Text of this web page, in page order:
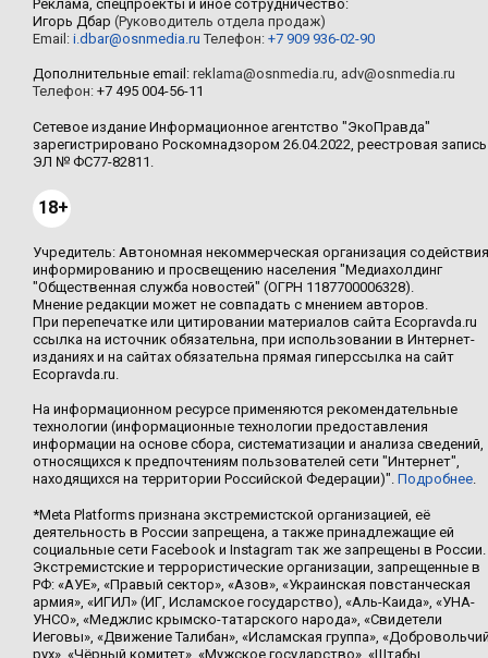
Реклама, спецпроекты и иное сотрудничество:
Игорь Дбар (Руководитель отдела продаж)
Email: i.dbar@osnmedia.ru Телефон: +7 909 936-02-90
Дополнительные email: reklama@osnmedia.ru, adv@osnmedia.ru
Телефон: +7 495 004-56-11
Сетевое издание Информационное агентство "ЭкоПравда"
зарегистрировано Роскомнадзором 26.04.2022, реестровая запись
ЭЛ № ФС77-82811.
18+
Учредитель: Автономная некоммерческая организация содействия
информированию и просвещению населения "Медиахолдинг
"Общественная служба новостей" (ОГРН 1187700006328).
Мнение редакции может не совпадать с мнением авторов.
При перепечатке или цитировании материалов сайта Ecopravda.ru
ссылка на источник обязательна, при использовании в Интернет-
изданиях и на сайтах обязательна прямая гиперссылка на сайт
Ecopravda.ru.
На информационном ресурсе применяются рекомендательные
технологии (информационные технологии предоставления
информации на основе сбора, систематизации и анализа сведений,
относящихся к предпочтениям пользователей сети "Интернет",
находящихся на территории Российской Федерации)". Подробнее.
*Meta Platforms признана экстремистской организацией, её
деятельность в России запрещена, а также принадлежащие ей
социальные сети Facebook и Instagram так же запрещены в России.
Экстремистские и террористические организации, запрещенные в
РФ: «АУЕ», «Правый сектор», «Азов», «Украинская повстанческая
армия», «ИГИЛ» (ИГ, Исламское государство), «Аль-Каида», «УНА-
УНСО», «Меджлис крымско-татарского народа», «Свидетели
Иеговы», «Движение Талибан», «Исламская группа»,
рух», «Чёрный комитет», «Мужское государство», «Штабы